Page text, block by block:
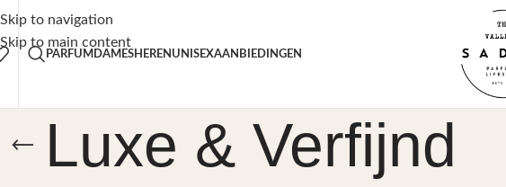
Skip to navigation
Skip to main content
verzending vanaf €50,- 30% Korting voor jou
PARFUM DAMESHEREN UNISEXAANBIEDINGEN
Luxe & Verfijnd